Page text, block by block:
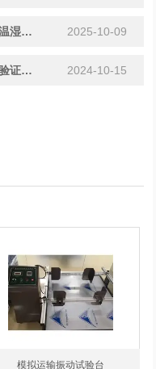
​​可编程恒温恒湿试验机的容积、温湿度范围与控制精度对比​ 2025-10-09
可编程恒温恒湿试验机的校准与验证方法 2024-10-15
模拟运输振动试验台